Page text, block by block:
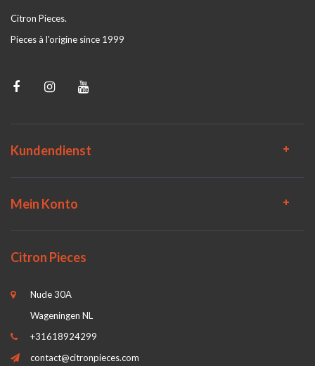
Citron Pieces.
Pieces à l'origine since 1999
Kundendienst
Mein Konto
Citron Pieces
Nude 30A
Wageningen NL
+31618924299
contact@citronpieces.com